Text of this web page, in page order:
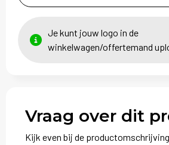
Je kunt jouw logo in de
winkelwagen/offertemand
Vraag over dit
Kijk even bij de